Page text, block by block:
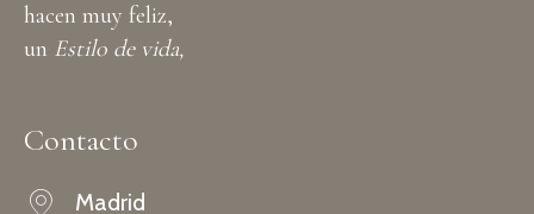
hacen muy feliz,
un Estilo de vida,
Contacto
Madrid